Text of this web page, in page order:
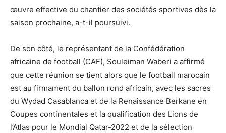
œuvre effective du chantier des sociétés sportives dès la
saison prochaine, a-t-il poursuivi.
De son côté, le représentant de la Confédération
africaine de football (CAF), Souleiman Waberi a affirmé
que cette réunion se tient alors que le football marocain
est au firmament du ballon rond africain, avec les sacres
du Wydad Casablanca et de la Renaissance Berkane en
Coupes continentales et la qualification des Lions de
l’Atlas pour le Mondial Qatar-2022 et de la sélection